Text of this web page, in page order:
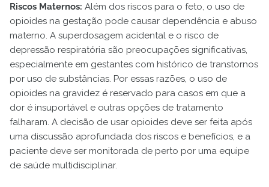
Riscos Maternos: Além dos riscos para o feto, o uso de
opioides na gestação pode causar dependência e abuso
materno. A superdosagem acidental e o risco de
depressão respiratória são preocupações significativas,
especialmente em gestantes com histórico de transtornos
por uso de substâncias. Por essas razões, o uso de
opioides na gravidez é reservado para casos em que a
dor é insuportável e outras opções de tratamento
falharam. A decisão de usar opioides deve ser feita após
uma discussão aprofundada dos riscos e benefícios, e a
paciente deve ser monitorada de perto por uma equipe
de saúde multidisciplinar.